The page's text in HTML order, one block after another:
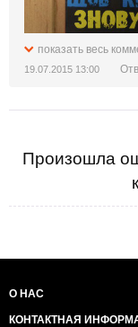
показать весь
19.07.2015 13:00
Произошла
О НАС
КОНТАКТНАЯ